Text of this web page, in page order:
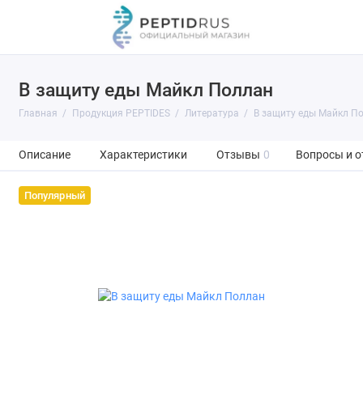
В защиту еды Майкл Поллан
Главная Продукция PEPTIDES Литература В защиту еды Майкл
Описание Характеристики Отзывы 0 Вопросы и
Популярный